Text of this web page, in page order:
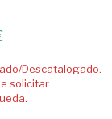
Descatalogado.
solicitar